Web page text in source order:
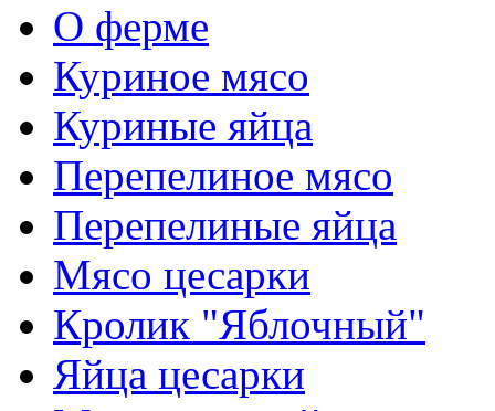
О ферме
Куриное мясо
Куриные яйца
Перепелиное мясо
Перепелиные яйца
Мясо цесарки
Кролик "Яблочный"
Яйца цесарки